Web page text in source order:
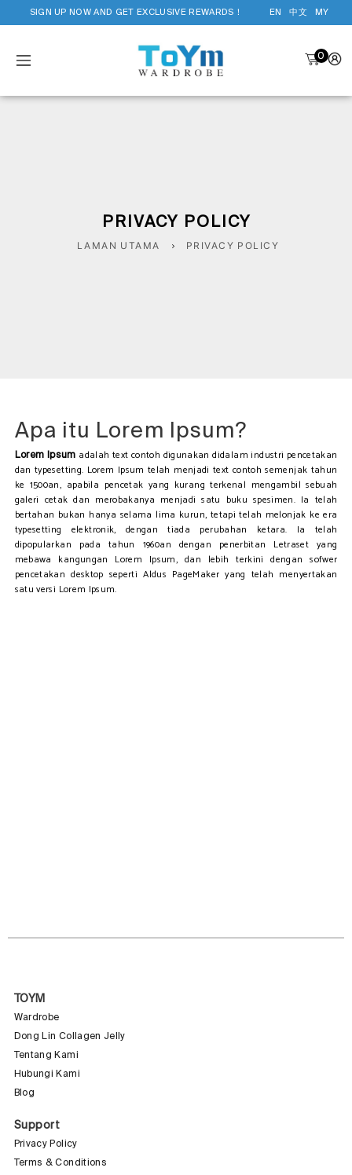
SIGN UP NOW AND GET EXCLUSIVE REWARDS！ EN 中文 MY
0
PRIVACY POLICY
LAMAN UTAMA PRIVACY POLICY
Apa itu Lorem Ipsum?
Lorem Ipsum adalah text contoh digunakan didalam industri pencetakan
dan typesetting. Lorem Ipsum telah menjadi text contoh semenjak tahun
ke 1500an, apabila pencetak yang kurang terkenal mengambil sebuah
galeri cetak dan merobakanya menjadi satu buku spesimen. Ia telah
bertahan bukan hanya selama lima kurun, tetapi telah melonjak ke era
typesetting elektronik, dengan tiada perubahan ketara. Ia telah
dipopularkan pada tahun 1960an dengan penerbitan Letraset yang
mebawa kangungan Lorem Ipsum, dan lebih terkini dengan sofwer
pencetakan desktop seperti Aldus PageMaker yang telah menyertakan
satu versi Lorem Ipsum.
TOYM
Wardrobe
Dong Lin Collagen Jelly
Tentang Kami
Hubungi Kami
Blog
Support
Privacy Policy
Terms & Conditions